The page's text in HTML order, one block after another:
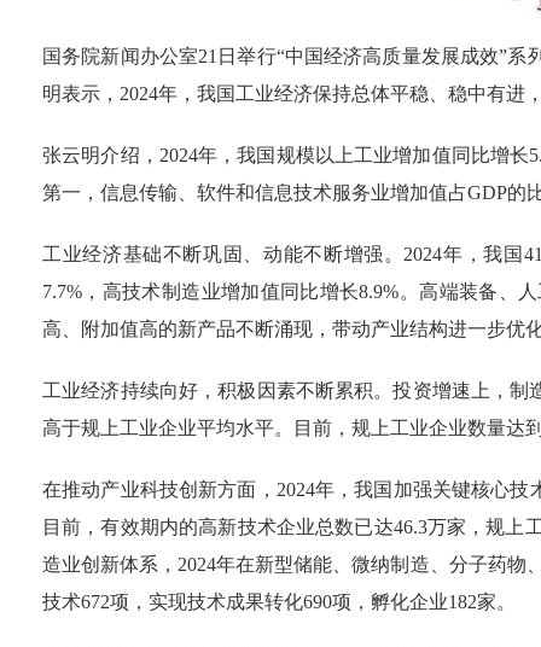
国务院新闻办公室21日举行“中国经济高质量发展成效”
明表示，2024年，我国工业经济保持总体平稳、稳中有进
张云明介绍，2024年，我国规模以上工业增加值同比增长
第一，信息传输、软件和信息技术服务业增加值占GDP的
工业经济基础不断巩固、动能不断增强。2024年，我国
7.7%，高技术制造业增加值同比增长8.9%。高端装备、
高、附加值高的新产品不断涌现，带动产业结构进一步优
工业经济持续向好，积极因素不断累积。投资增速上，
高于规上工业企业平均水平。目前，规上工业企业数量达
在推动产业科技创新方面，2024年，我国加强关键核心
目前，有效期内的高新技术企业总数已达46.3万家，规上
造业创新体系，2024年在新型储能、微纳制造、分子药
技术672项，实现技术成果转化690项，孵化企业182家。